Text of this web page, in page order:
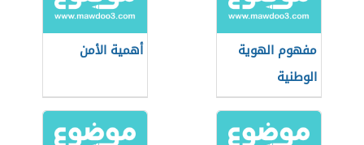
مفهوم الهوية
الوطنية
أهمية الأمن